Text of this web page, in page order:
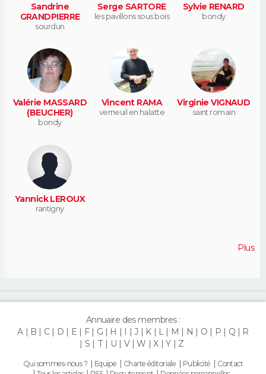
Sandrine
GRANDPIERRE
sourdun
Serge SARTORE
les pavillons sous bois
Sylvie RENARD
bondy
Valérie MASSARD
(BEUCHER)
bondy
Vincent RAMA
verneuil en halatte
Virginie VIGNAUD
saint romain
Yannick LEROUX
rantigny
Plus
Annuaire des membres :
A
B C D E F G H I J K L M N O P Q
R
S
T U V W X Y Z
Qui sommes-nous ? Equipe Charte éditoriale Publicité
Contact